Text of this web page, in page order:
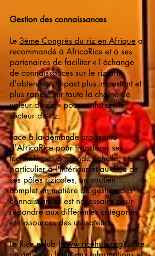
Gestion des connaissances
Le 3ème Congrès du riz en Afrique a
recommandé à AfricaRice et à ses
partenaires de faciliter « l'échange
de connaissances sur le riz afin
d'obtenir un impact plus important et
plus rapide sur toute la chaîne de
valeur du riz » pour renforcer le
secteur du riz.
Face à la demande croissante
d'AfricaRice pour transférer ses
technologies à grande échelle, en
particulier à l'intérieur et au-delà de
ses pôles rizicoles, un soutien
complet en matière de gestion des
connaissances est nécessaire pour
répondre aux différentes catégories
et ressources des utilisateurs.
Le Rice eHub (www.ricehub.org) offre